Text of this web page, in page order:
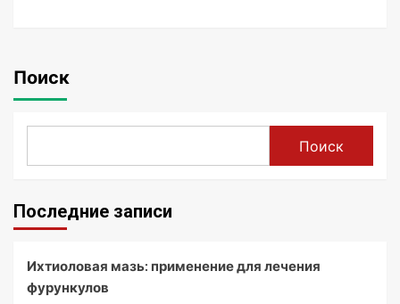
Поиск
Поиск
Последние записи
Ихтиоловая мазь: применение для лечения
фурункулов